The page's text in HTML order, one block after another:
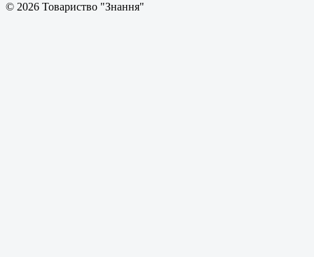
© 2026 Товариство "Знання"